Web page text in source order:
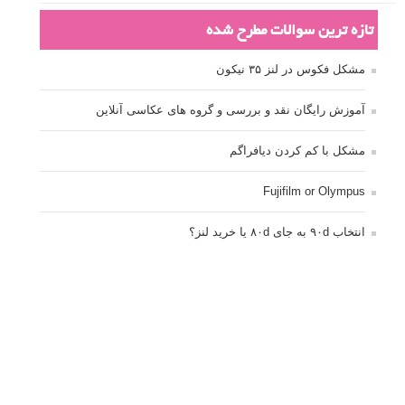
تازه ترین سوالات مطرح شده
مشکل فکوس در لنز ۳۵ نیکون
آموزش رایگان نقد و بررسی و گروه های عکاسی آنلاین
مشکل با کم کردن دیافراگم
Fujifilm or Olympus
انتخاب ۹۰d به جای ۸۰d یا خرید لنز؟